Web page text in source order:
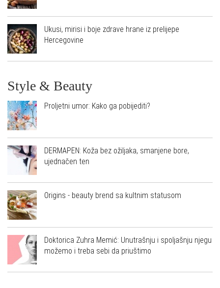
Ukusi, mirisi i boje zdrave hrane iz prelijepe
Hercegovine
Style & Beauty
Proljetni umor: Kako ga pobijediti?
DERMAPEN: Koža bez ožiljaka, smanjene bore,
ujednačen ten
Origins - beauty brend sa kultnim statusom
Doktorica Zuhra Memić: Unutrašnju i spoljašnju njegu
možemo i treba sebi da priuštimo